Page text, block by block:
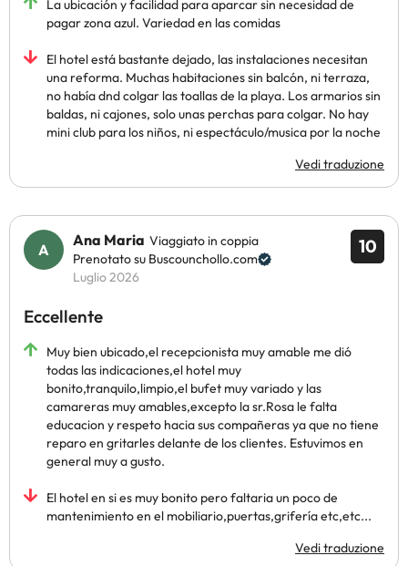
La ubicación y facilidad para aparcar sin necesidad de
pagar zona azul. Variedad en las comidas
El hotel está bastante dejado, las instalaciones necesitan
una reforma. Muchas habitaciones sin balcón, ni terraza,
no había dnd colgar las toallas de la playa. Los armarios sin
baldas, ni cajones, solo unas perchas para colgar. No hay
mini club para los niños, ni espectáculo/musica por la noche
Vedi traduzione
10
Ana Maria Viaggiato in coppia
Prenotato su Buscounchollo.com
Luglio 2026
Eccellente
Muy bien ubicado,el recepcionista muy amable me dió
todas las indicaciones,el hotel muy
bonito,tranquilo,limpio,el bufet muy variado y las
camareras muy amables,excepto la sr.Rosa le falta
educacion y respeto hacia sus compañeras ya que no tiene
reparo en gritarles delante de los clientes. Estuvimos en
general muy a gusto.
El hotel en si es muy bonito pero faltaria un poco de
mantenimiento en el mobiliario,puertas,grifería etc,etc...
Vedi traduzione